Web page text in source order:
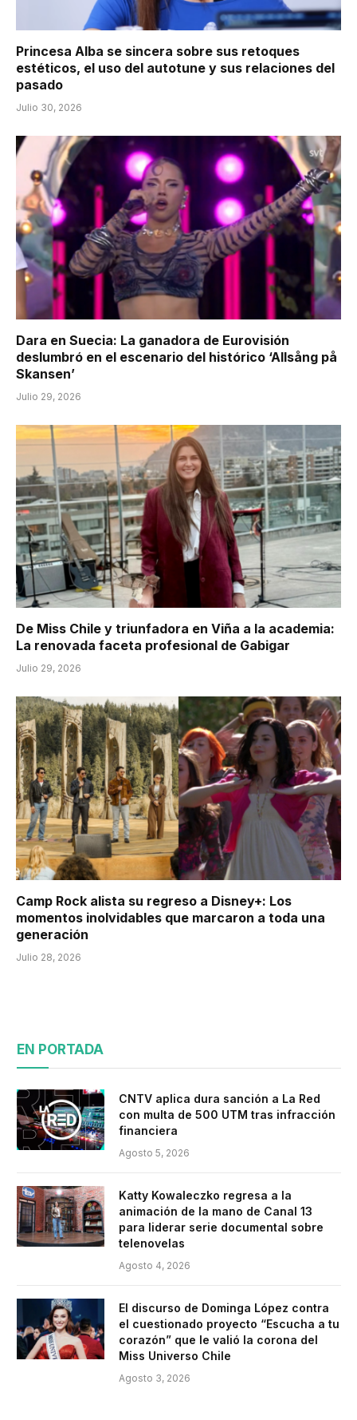
Princesa Alba se sincera sobre sus retoques
estéticos, el uso del autotune y sus relaciones del
pasado
Julio 30, 2026
Dara en Suecia: La ganadora de Eurovisión
deslumbró en el escenario del histórico ‘Allsång på
Skansen’
Julio 29, 2026
De Miss Chile y triunfadora en Viña a la academia:
La renovada faceta profesional de Gabigar
Julio 29, 2026
Camp Rock alista su regreso a Disney+: Los
momentos inolvidables que marcaron a toda una
generación
Julio 28, 2026
EN PORTADA
CNTV aplica dura sanción a La Red
con multa de 500 UTM tras infracción
financiera
Agosto 5, 2026
Katty Kowaleczko regresa a la
animación de la mano de Canal 13
para liderar serie documental sobre
telenovelas
Agosto 4, 2026
El discurso de Dominga López contra
el cuestionado proyecto “Escucha a tu
corazón” que le valió la corona del
Miss Universo Chile
Agosto 3, 2026